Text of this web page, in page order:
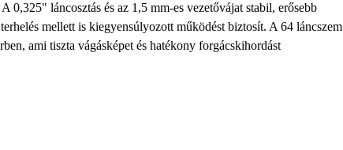
0,325" láncosztás és az 1,5 mm-es vezetővájat stabil, erősebb
mellett is kiegyensúlyozott működést biztosít. A 64 láncszem
ami tiszta vágásképet és hatékony forgácskihordást